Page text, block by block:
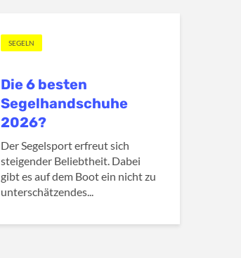
SEGELN
Die 6 besten
Segelhandschuhe
2026?
Der Segelsport erfreut sich
steigender Beliebtheit. Dabei
gibt es auf dem Boot ein nicht zu
unterschätzendes...